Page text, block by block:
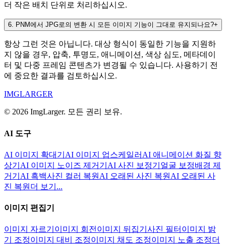
더 작은 배치 단위로 처리하십시오.
6. PNM에서 JPG로의 변환 시 모든 이미지 기능이 그대로 유지되나요?+
항상 그런 것은 아닙니다. 대상 형식이 동일한 기능을 지원하
지 않을 경우, 압축, 투명도, 애니메이션, 색상 심도, 메타데이
터 및 다중 프레임 콘텐츠가 변경될 수 있습니다. 사용하기 전
에 중요한 결과를 검토하십시오.
IMGLARGER
© 2026 ImgLarger. 모든 권리 보유.
AI 도구
AI 이미지 확대기 AI 이미지 업스케일러 AI 애니메이션 화질 향
상기 AI 이미지 노이즈 제거기 AI 사진 보정기 얼굴 보정배경 제
거기 AI 흑백사진 컬러 복원 AI 오래된 사진 복원 AI 오래된 사
진 복원 더 보기...
이미지 편집기
이미지 자르기 이미지 회전이미지 뒤집기 사진 필터 이미지 밝
기 조정이미지 대비 조정이미지 채도 조정이미지 노출 조정더